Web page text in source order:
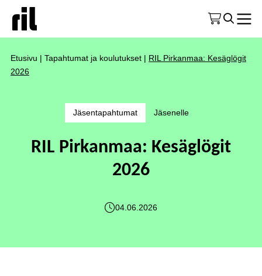
Etusivu | Tapahtumat ja koulutukset | RIL Pirkanmaa: Kesäglögit
2026
Jäsentapahtumat Jäsenelle
RIL Pirkanmaa: Kesäglögit
2026
04.06.2026